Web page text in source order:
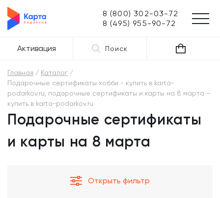
8 (800) 302-03-72
8 (495) 955-90-72
Активация Поиск
Главная
Каталог
Подарочные сертификаты хобби - купить в karta-
podarkov.ru, подарочные сертификаты и карты на 8 марта –
купить в karta-podarkov.ru
Подарочные сертификаты
и карты на 8 марта
Открыть фильтр